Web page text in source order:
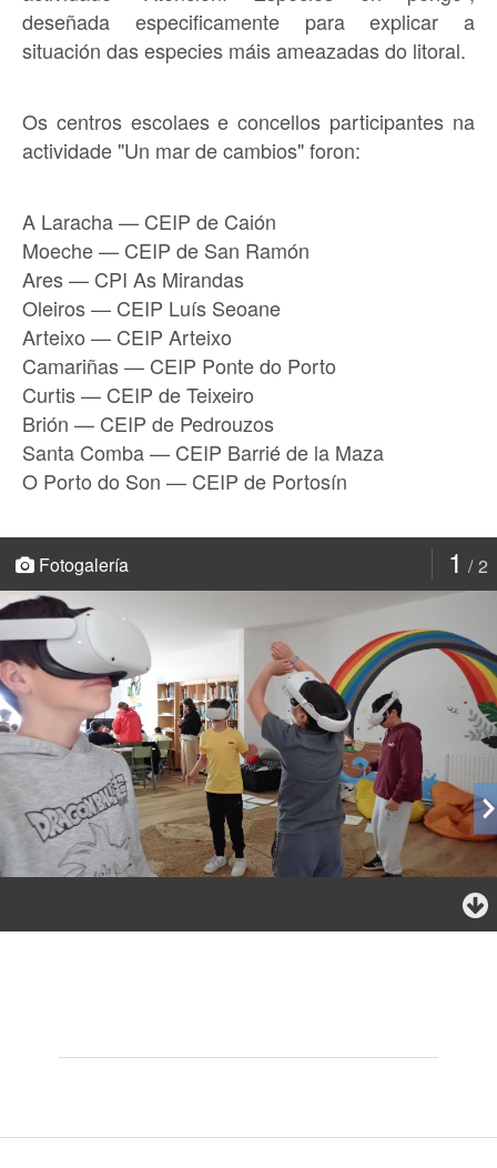
deseñada especificamente para explicar a
situación das especies máis ameazadas do litoral.
Os centros escolaes e concellos participantes na
actividade "Un mar de cambios" foron:
A Laracha — CEIP de Caión
Moeche — CEIP de San Ramón
Ares — CPI As Mirandas
Oleiros — CEIP Luís Seoane
Arteixo — CEIP Arteixo
Camariñas — CEIP Ponte do Porto
Curtis — CEIP de Teixeiro
Brión — CEIP de Pedrouzos
Santa Comba — CEIP Barrié de la Maza
O Porto do Son — CEIP de Portosín
1 2
Fotogalería